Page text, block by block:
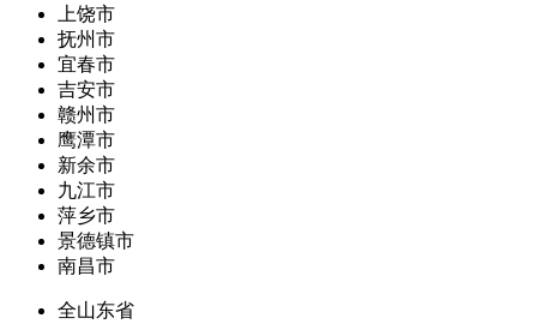
上饶市
抚州市
宜春市
吉安市
赣州市
鹰潭市
新余市
九江市
萍乡市
景德镇市
南昌市
全山东省